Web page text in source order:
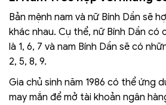
Bản mệnh nam và nữ Bính Dần sẽ
khác nhau. Cụ thể, nữ Bính Dần có
là 1, 6, 7 và nam Bính Dần sẽ có
2, 5, 8, 9.
Gia chủ sinh năm 1986 có thể ứng
may mắn để mở tài khoản ngân